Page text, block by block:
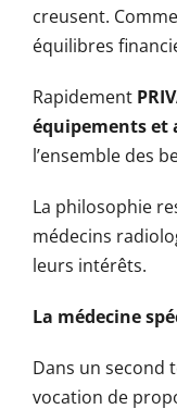
creusent.
équilibres
Rapidement
équipements et
l’ensemble des
La philosophie
médecins
leurs intérêts.
La médecine
Dans un second
vocation de